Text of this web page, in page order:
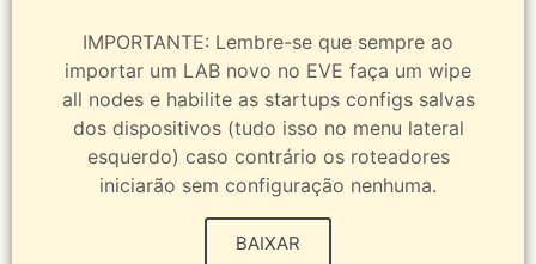
IMPORTANTE: Lembre-se que sempre ao
importar um LAB novo no EVE faça um wipe
all nodes e habilite as startups configs salvas
dos dispositivos (tudo isso no menu lateral
esquerdo) caso contrário os roteadores
iniciarão sem configuração nenhuma.
BAIXAR